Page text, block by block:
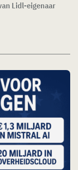
Lidl-eigenaar